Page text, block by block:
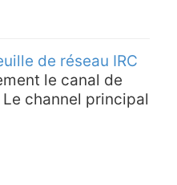
de réseau IRC
le canal de
channel principal